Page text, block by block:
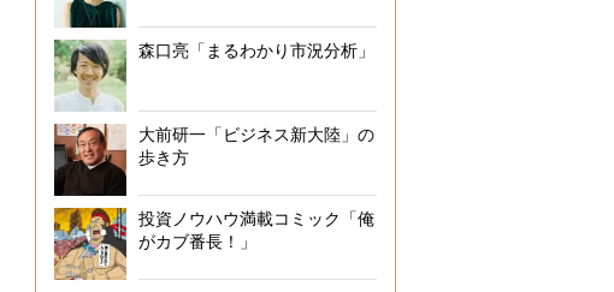
森口亮「まるわかり市況分析」
大前研一「ビジネス新大陸」の
歩き方
投資ノウハウ満載コミック「俺
がカブ番長！」